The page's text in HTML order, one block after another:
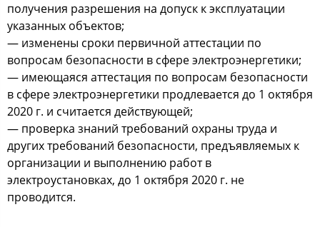
получения разрешения на допуск к эксплуатации
указанных объектов;
— изменены сроки первичной аттестации по
вопросам безопасности в сфере электроэнергетики;
— имеющаяся аттестация по вопросам безопасности
в сфере электроэнергетики продлевается до 1 октября
2020 г. и считается действующей;
— проверка знаний требований охраны труда и
других требований безопасности, предъявляемых к
организации и выполнению работ в
электроустановках, до 1 октября 2020 г. не
проводится.